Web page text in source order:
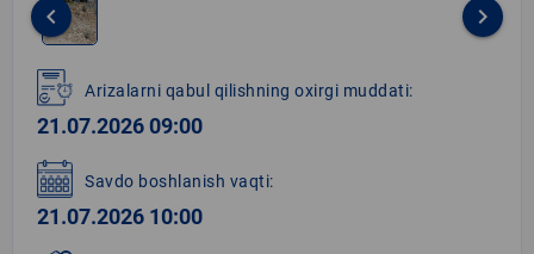
1
of
1
keyboard_arrow_left keyboard_arrow_right
Arizalarni qabul qilishning oxirgi muddati:
21.07.2026 09:00
Savdo boshlanish vaqti:
21.07.2026 10:00